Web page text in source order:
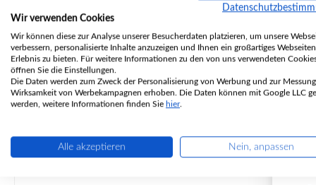
Wir verwenden Cookies
Wir können diese zur Analyse unserer Besucherdaten platzieren, um unsere
verbessern, personalisierte Inhalte anzuzeigen und Ihnen ein großartiges
Erlebnis zu bieten. Für weitere Informationen zu den von uns verwendeten
öffnen Sie die Einstellungen.
Die Daten werden zum Zweck der Personalisierung von Werbung und zur
Wirksamkeit von Werbekampagnen erhoben. Die Daten können mit Google LLC
werden, weitere Informationen finden Sie hier.
Alle akzeptieren Nein, anpassen